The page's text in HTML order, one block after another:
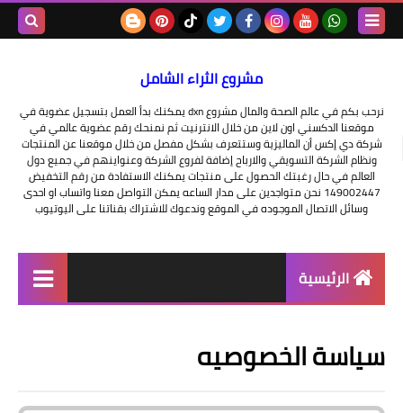
مشروع الثراء الشامل
نرحب بكم في عالم الصحة والمال مشروع dxn يمكنك بدأ العمل بتسجيل عضوية في
موقعنا الدكسني اون لاين من خلال الانترنيت ثم نمنحك رقم عضوية عالمي في
شركة دي إكس أن الماليزية وستتعرف بشكل مفصل من خلال موقعنا عن المنتجات
ونظام الشركة التسويقي والارباح إضافة لفروع الشركة وعنواينهم في جميع دول
العالم في حال رغبتك الحصول على منتجات يمكنك الاستفادة من رقم التخفيض
149002447 نحن متواجدين على مدار الساعه يمكن التواصل معنا واتساب او احدى
وسائل الاتصال الموجوده في الموقع وندعوك للاشتراك بقناتنا على اليوتيوب
الرئيسية
فرصة عمل
سياسة الخصوصيه